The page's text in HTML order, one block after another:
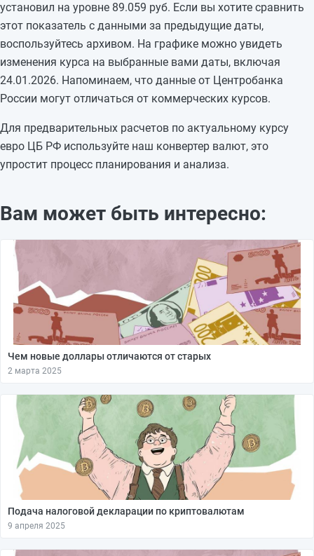
17.01.2026
90,5367
-1,2757
16.01.2026
91,8124
-0,3841
15.01.2026
92,1965
-0,2009
14.01.2026
92,3974
+0,4305
13.01.2026
91,9669
-0,127
12.01.2026
92,0939
—
10.01.2026
установил на уровне 89.059 руб. Если вы хотите сравнить
этот показатель с данными за предыдущие даты,
воспользуйтесь архивом. На графике можно увидеть
изменения курса на выбранные вами даты, включая
24.01.2026. Напоминаем, что данные от Центробанка
России могут отличаться от коммерческих курсов.
Для предварительных расчетов по актуальному курсу
евро ЦБ РФ используйте наш конвертер валют, это
упростит процесс планирования и анализа.
Вам может быть интересно:
Чем новые доллары отличаются от старых
2 марта 2025
Подача налоговой декларации по криптовалютам
9 апреля 2025